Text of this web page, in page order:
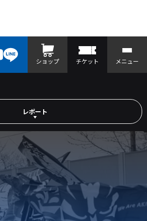
ショップ チケット メニュー
レポート